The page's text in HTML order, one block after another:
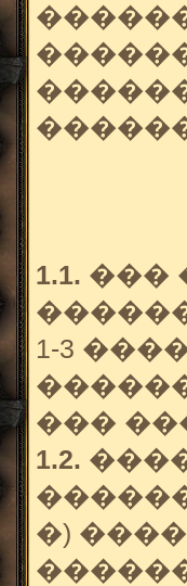
1.1. ���
1-3
���
1.2.
�)